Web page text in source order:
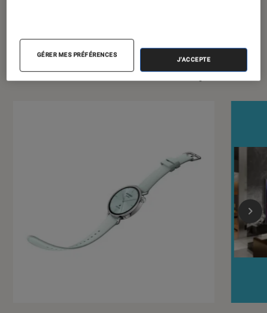
Dernièrement dans Écrans plats
GÉRER MES PRÉFÉRENCES
J'ACCEPTE